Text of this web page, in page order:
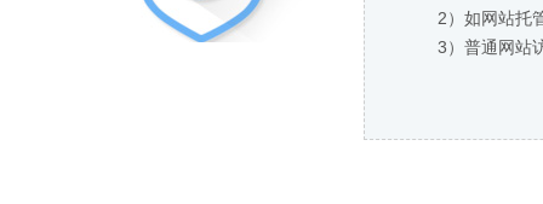
2）如网站托
3）普通网站